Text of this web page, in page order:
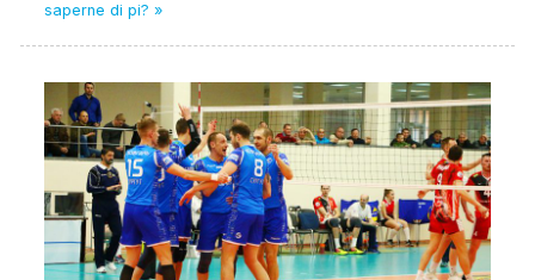
saperne di pi? »